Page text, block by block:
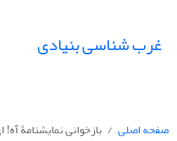
غرب شناسی بنیادی
صفحه اصلی بازخوانی نمایشنامۀ